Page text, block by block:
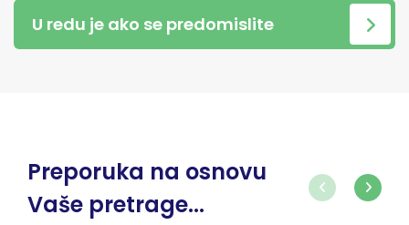
U redu je ako se predomislite
Preporuka na osnovu
Vaše pretrage...